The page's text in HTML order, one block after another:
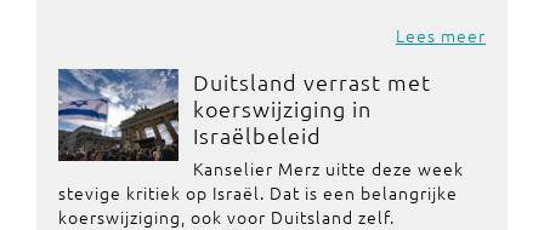
Lees meer
Duitsland verrast met
koerswijziging in
Israëlbeleid
Kanselier Merz uitte deze week
stevige kritiek op Israël. Dat is een belangrijke
koerswijziging, ook voor Duitsland zelf.